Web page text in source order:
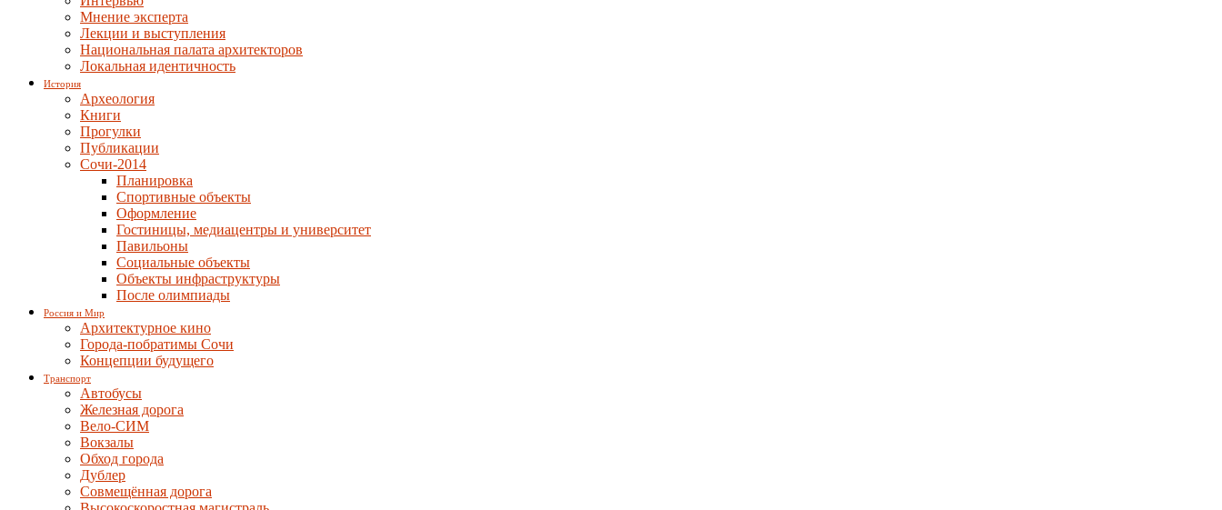
Мнение эксперта
Лекции и выступления
Национальная палата архитекторов
Локальная идентичность
История
Археология
Книги
Прогулки
Публикации
Сочи-2014
Планировка
Спортивные объекты
Оформление
Гостиницы, медиацентры и университет
Павильоны
Социальные объекты
Объекты инфраструктуры
После олимпиады
Россия и Мир
Архитектурное кино
Города-побратимы Сочи
Концепции будущего
Транспорт
Автобусы
Железная дорога
Вело-СИМ
Вокзалы
Обход города
Дублер
Совмещённая дорога